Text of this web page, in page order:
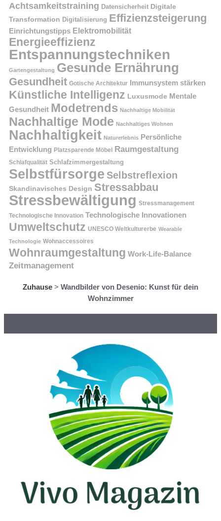
Achtsamkeitstraining Datensicherheit Digitale
Transformation Digitalisierung Effizienzsteigerung
Einrichtungstipps Elektromobilität
Energieeffizienz
Entspannungstechniken
Gartengestaltung Gesunde Ernährung
Gesundheit Gotische Architektur Immunsystem stärken
Künstliche Intelligenz Luxusmode Mentale
Gesundheit Modetrends Nachhaltige Mobilität
Nachhaltige Mode Nachhaltiges Wohnen
Nachhaltigkeit Naturerlebnis Persönliche
Entwicklung Platzsparende Möbel Raumgestaltung
Schlafqualität Schlafzimmergestaltung
Selbstfürsorge Selbstreflexion
Skandinavisches Design Stressabbau
Stressbewältigung Stressmanagement
Technologische Innovation Technologische Innovationen
Umweltschutz UNESCO Weltkulturerbe Wearable
Technologie Wohnaccessoires
Wohnraumgestaltung Work-Life-Balance
Zeitmanagement
Zuhause > Wandbilder von Desenio: Kunst für dein
Wohnzimmer